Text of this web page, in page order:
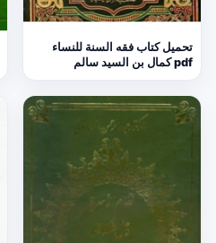
تحميل كتاب فقه السنة للنساء
pdf كمال بن السيد سالم